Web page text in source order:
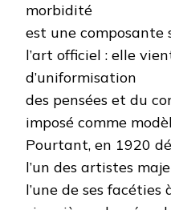
morbidité
est une
l’art officiel : elle
d’uniformisation
des pensées et du
imposé comme
Pourtant, en 1920
l’un des artistes
l’une de ses